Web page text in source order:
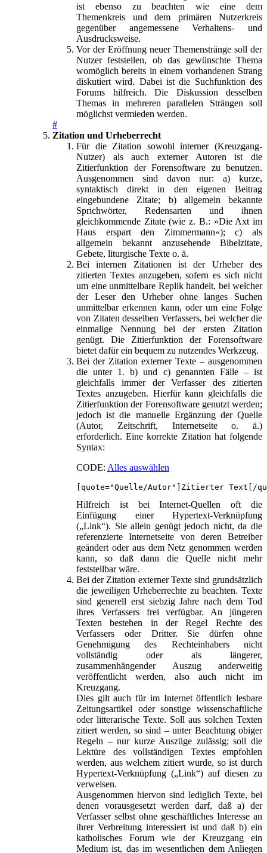
ist ebenso zu beachten wie eine dem
Themenkreis und dem primären Nutzerkreis
gegenüber angemessene Verhaltens- und
Ausdrucksweise.
Vor der Eröffnung neuer Themenstränge soll der
Nutzer feststellen, ob das gewünschte Thema
womöglich bereits in einem vorhandenen Strang
diskutiert wird. Dabei ist die Suchfunktion des
Forums hilfreich. Die Diskussion desselben
Themas in mehreren parallelen Strängen soll
möglichst vermieden werden.
#
Zitation und Urheberrecht
Für die Zitation sowohl interner (Kreuzgang-
Nutzer) als auch externer Autoren ist die
Zitierfunktion der Forensoftware zu benutzen.
Ausgenommen sind davon nur: a) kurze,
syntaktisch direkt in den eigenen Beitrag
eingebundene Zitate; b) allgemein bekannte
Sprichwörter, Redensarten und ihnen
gleichkommende Zitate (wie z. B.: »Die Axt im
Haus erspart den Zimmermann«); c) als
allgemein bekannt anzusehende Bibelzitate,
Gebete, liturgische Texte o. ä.
Bei internen Zitationen ist der Urheber des
zitierten Textes anzugeben, sofern es sich nicht
um eine unmittelbare Replik handelt, bei welcher
der Leser den Urheber ohne langes Suchen
unmittelbar erkennen kann, oder um eine Folge
von Zitaten desselben Verfassers, bei welcher die
einmalige Nennung bei der ersten Zitation
genügt. Die Zitierfunktion der Forensoftware
bietet dafür ein bequem zu nutzendes Werkzeug.
Bei der Zitation externer Texte – ausgenommen
die unter 1. b) und c) genannten Fälle – ist
gleichfalls immer der Verfasser des zitierten
Textes anzugeben. Hierfür kann gleichfalls die
Zitierfunktion der Forensoftware genutzt werden;
jedoch ist die manuelle Ergänzung der Quelle
(Autor, Zeitschrift, Internetseite o. ä.)
erforderlich. Eine korrekte Zitation hat folgende
Syntax:
CODE: Alles auswählen
[quote="Quelle/Autor"]Zitierter Text[/
Hilfreich ist bei Internet-Quellen oft die
Einfügung einer Hypertext-Verknüpfung
(„Link“). Sie allein genügt jedoch nicht, da die
referenzierte Internetseite von deren Betreiber
geändert oder aus dem Netz genommen werden
kann, so daß dann die Quelle nicht mehr
feststellbar wäre.
Bei der Zitation externer Texte sind grundsätzlich
die jeweiligen Urheberrechte zu beachten. Texte
sind generell erst siebzig Jahre nach dem Tod
ihres Verfassers frei verfügbar. An jüngeren
Texten bestehen in der Regel Rechte des
Verfassers oder Dritter. Sie dürfen ohne
Genehmigung des Rechteinhabers nicht
vollständig oder als längerer,
zusammenhängender Auszug anderweitig
veröffentlicht werden, also auch nicht im
Kreuzgang.
Dies gilt auch für im Internet öffentlich lesbare
Zeitungsartikel oder sonstige wissenschaftliche
oder litterarische Texte. Soll aus solchen Texten
zitiert werden, so sind – unter Beachtung obiger
Regeln – nur kurze Auszüge zulässig; soll die
Lektüre des vollständigen Textes empfohlen
werden, aus welchem zitiert wurde, so ist durch
Hypertext-Verknüpfung („Link“) auf diesen zu
verweisen.
Ausgenommen hiervon sind lediglich Texte, bei
denen vorausgesetzt werden darf, daß a) der
Verfasser selbst ohne geschäftliches Interesse an
ihrer Verbreitung interessiert ist und daß b) ein
katholisches Forum wie der Kreuzgang ein
Medium ist, das im wesentlichen dem Anliegen